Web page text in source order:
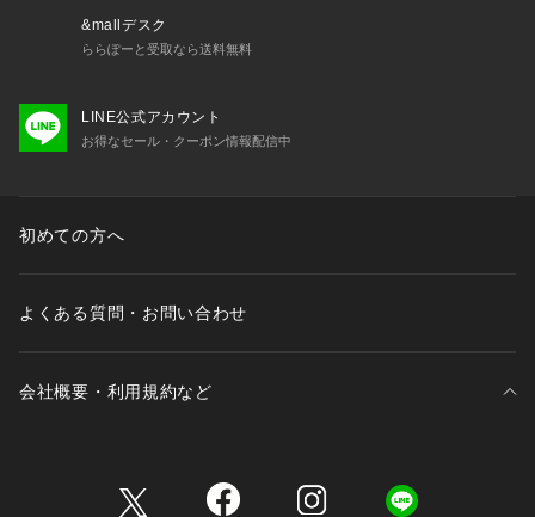
&mallデスク
ららぽーと受取なら送料無料
LINE公式アカウント
お得なセール・クーポン情報配信中
初めての方へ
よくある質問・お問い合わせ
会社概要・利用規約など